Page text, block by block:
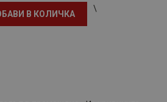
В КОЛИЧКА
\